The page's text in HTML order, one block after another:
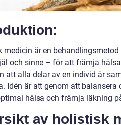
medicin är en
och sinne – för att främja
att alla delar av en individ är
Idén är att genom att balansera
hälsa och främja läkning
av holistisk